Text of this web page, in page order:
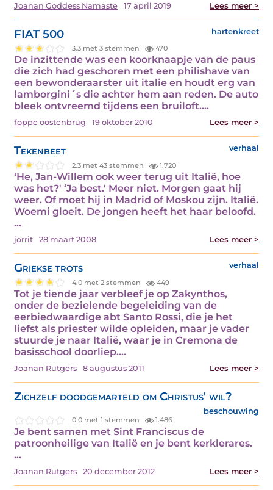
Joanan Goddess Namaste 17 april 2019 Lees meer >
FIAT 500 hartenkreet
3.3 met 3 stemmen 470
De inzittende was een koorknaapje van de paus
die zich had geschoren met een philishave van
een bewonderaarster uit italie en houdt erg van
lamborgini´s die achter hem aan reden. De auto
bleek ontvreemd tijdens een bruiloft.…
foppe oostenbrug 19 oktober 2010 Lees meer >
Tekenbeet verhaal
2.3 met 43 stemmen 1.720
‘He, Jan-Willem ook weer terug uit Italië, hoe
was het?' ‘Ja best.' Meer niet. Morgen gaat hij
weer. Of moet hij in Madrid of Moskou zijn. Italië.
Woemi gloeit. De jongen heeft het haar beloofd.
…
jorrit 28 maart 2008 Lees meer >
Griekse trots verhaal
4.0 met 2 stemmen 449
Tot je tiende jaar verbleef je op Zakynthos,
onder de bezielende begeleiding van de
eerbiedwaardige abt Santo Rossi, die je het
liefst als priester wilde opleiden, maar je vader
stuurde je naar Italië, waar je in Cremona de
basisschool doorliep.…
Joanan Rutgers 8 augustus 2011 Lees meer >
Zichzelf doodgemarteld om Christus' wil?
beschouwing
0.0 met 1 stemmen 1.486
Je bent samen met Sint Franciscus de
patroonheilige van Italië en je bent kerklerares.
…
Joanan Rutgers 20 december 2012 Lees meer >